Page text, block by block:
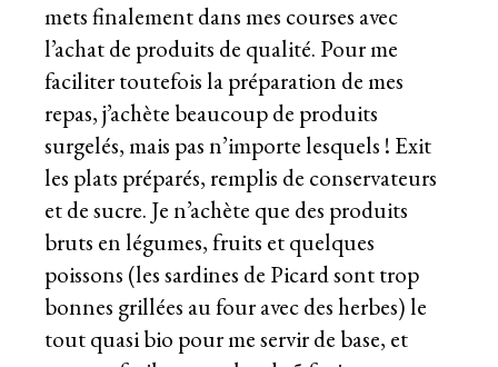
mets finalement dans mes courses avec
l’achat de produits de qualité. Pour me
faciliter toutefois la préparation de mes
repas, j’achète beaucoup de produits
surgelés, mais pas n’importe lesquels ! Exit
les plats préparés, remplis de conservateurs
et de sucre. Je n’achète que des produits
bruts en légumes, fruits et quelques
poissons (les sardines de Picard sont trop
bonnes grillées au four avec des herbes) le
tout quasi bio pour me servir de base, et